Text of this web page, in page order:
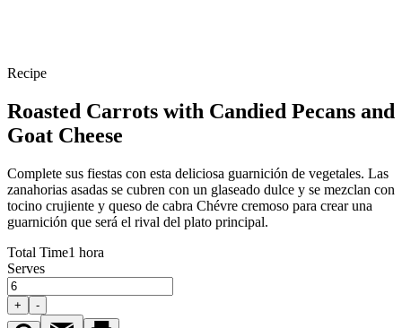
Recipe
Roasted Carrots with Candied Pecans and
Goat Cheese
Complete sus fiestas con esta deliciosa guarnición de vegetales. Las
zanahorias asadas se cubren con un glaseado dulce y se mezclan con
tocino crujiente y queso de cabra Chévre cremoso para crear una
guarnición que será el rival del plato principal.
Total Time1 hora
Serves
+ -